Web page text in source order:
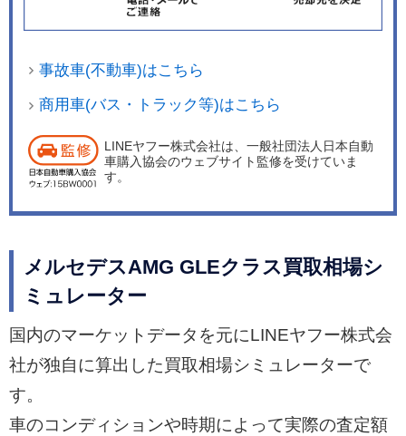
事故車(不動車)はこちら
商用車(バス・トラック等)はこちら
LINEヤフー株式会社は、一般社団法人日本自動
車購入協会のウェブサイト監修を受けていま
す。
メルセデスAMG GLEクラス買取相場シ
ミュレーター
国内のマーケットデータを元にLINEヤフー株式会
社が独自に算出した買取相場シミュレーターで
す。
車のコンディションや時期によって実際の査定額